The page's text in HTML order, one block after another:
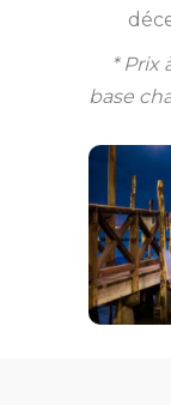
* Prix
base